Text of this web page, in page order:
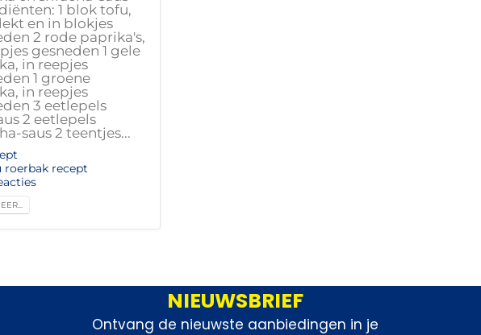
1 blok tofu,
en in blokjes
2 rode paprika's,
gesneden 1 gele
in reepjes
1 groene
in reepjes
3 eetlepels
2 eetlepels
saus 2 teentjes...
roerbak recept
NIEUWSBRIEF
Ontvang de nieuwste aanbiedingen in je